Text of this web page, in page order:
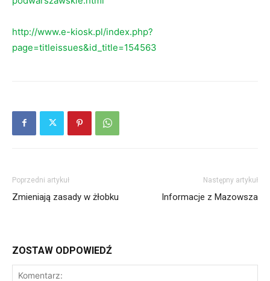
http://www.e-kiosk.pl/index.php?
page=titleissues&id_title=154563
Poprzedni artykuł
Zmieniają zasady w żłobku
Następny artykuł
Informacje z Mazowsza
ZOSTAW ODPOWIEDŹ